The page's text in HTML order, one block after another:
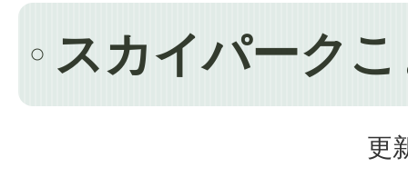
スカイパーク
更